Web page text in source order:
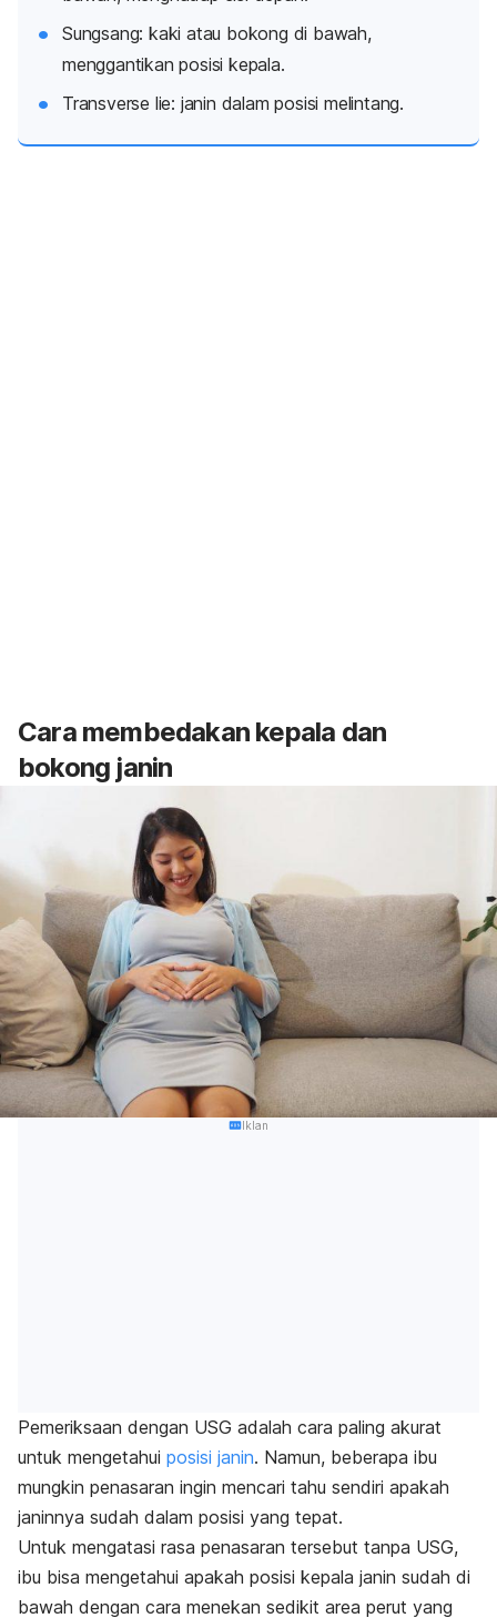
Sungsang: kaki atau bokong di bawah,
menggantikan posisi kepala.
Transverse lie: janin dalam posisi melintang.
Cara membedakan kepala dan
bokong janin
Iklan
Pemeriksaan dengan USG adalah cara paling akurat
untuk mengetahui posisi janin. Namun, beberapa ibu
mungkin penasaran ingin mencari tahu sendiri apakah
janinnya sudah dalam posisi yang tepat.
Untuk mengatasi rasa penasaran tersebut tanpa USG,
ibu bisa mengetahui apakah posisi kepala janin sudah di
bawah dengan cara menekan sedikit area perut yang